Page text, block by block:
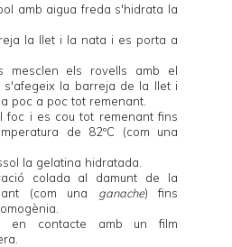
amb aigua freda s'hidrata la
la llet i la nata i es porta a
mesclen els rovells amb el
s'afegeix la barreja de la llet i
poc a poc tot remenant.
foc i es cou tot remenant fins
de 82ºC (com una
la gelatina hidratada.
colada al damunt de la
(com una ganache) fins
en contacte amb un film